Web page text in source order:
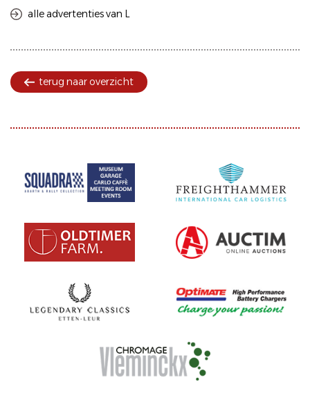
alle advertenties van L
terug naar overzicht